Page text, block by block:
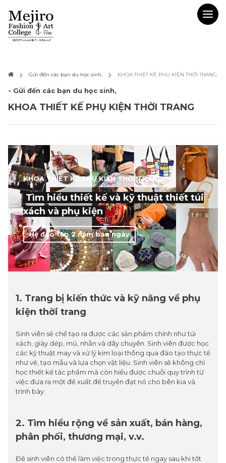
Gửi đến các bạn du học sinh, KHOA THIẾT KẾ PHỤ KIỆN THỜI TRANG
- Gửi đến các bạn du học sinh,
KHOA THIẾT KẾ PHỤ KIỆN THỜI TRANG
KHOA THIẾT KẾ PHỤ KIỆN THỜI TRANG
Tìm hiểu thiết kế và kỹ thuật thiết túi
xách và phụ kiện
Hệ đào tạo 2 năm ban ngày
1. Trang bị kiến thức và kỹ năng về phụ
kiện thời trang
Sinh viên sẽ chế tạo ra được các sản phẩm chính như túi
xách, giày dép, mũ, nhẫn và dây chuyền. Sinh viên được học
các kỹ thuật may và xử lý kim loại thông qua đào tạo thực tế
như vẽ, tạo mẫu và lựa chọn vật liệu. Sinh viên sẽ không chỉ
học thiết kế tác phẩm mà còn hiểu được chuỗi quy trình từ
việc đưa ra một đề xuất để truyền đạt nó cho bên kia và
trình bày.
2. Tìm hiểu rộng về sản xuất, bán hàng,
phân phối, thương mại, v.v.
Để sinh viên có thể làm việc trong thực tế ngay sau khi tốt